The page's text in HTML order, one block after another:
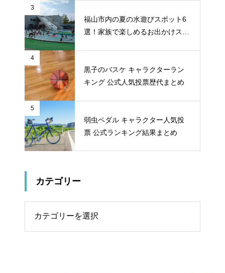
3
福山市内の夏の水遊びスポット6
選！家族で楽しめるお出かけスポ
4
黒子のバスケ キャラクターラン
キング 公式人気投票歴代まとめ
5
弱虫ペダル キャラクター人気投
票 公式ランキング結果まとめ
カテゴリー